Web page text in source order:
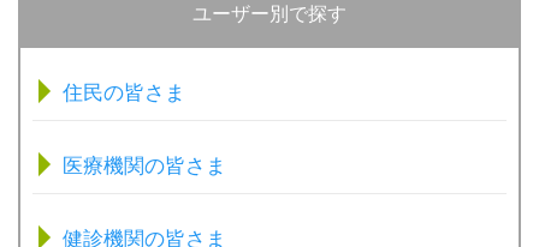
ユーザー別で探す
住民の皆さま
医療機関の皆さま
健診機関の皆さま